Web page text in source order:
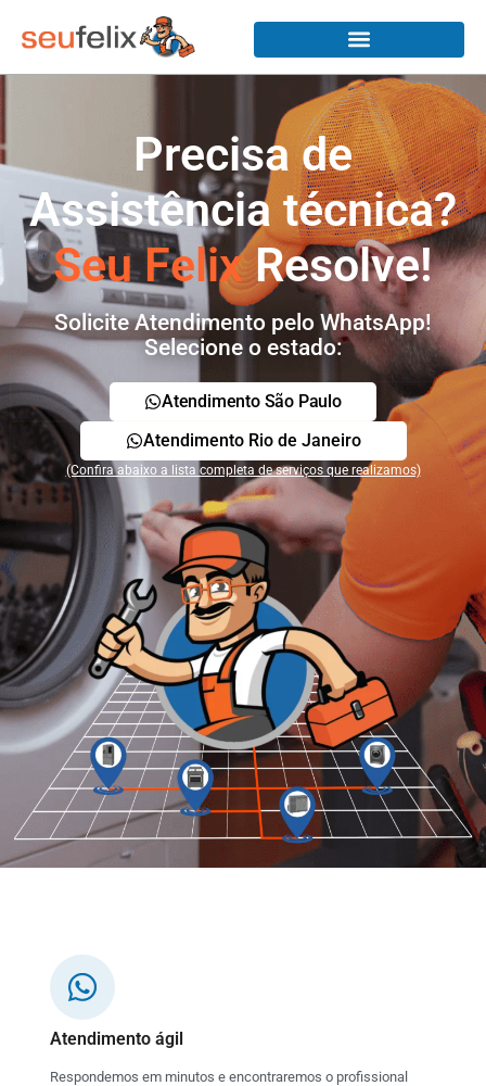
Precisa de
Assistência técnica?
Seu Felix Resolve!
Solicite Atendimento pelo WhatsApp!
Selecione o estado:
Atendimento São Paulo
Atendimento Rio de Janeiro
(Confira abaixo a lista completa de serviços que realizamos)
Atendimento ágil
Respondemos em minutos e encontraremos o profissional